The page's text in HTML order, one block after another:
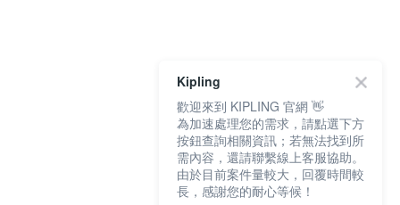
Kipling
歡迎來到 KIPLING 官網 👋
為加速處理您的需求，請點選下方
按鈕查詢相關資訊；若無法找到所
需內容，還請聯繫線上客服協助。
由於目前案件量較大，回覆時間較
長，感謝您的耐心等候！